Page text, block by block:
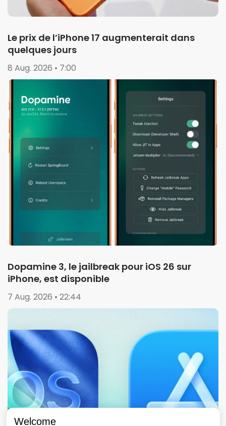
Le prix de l’iPhone 17 augmenterait dans
quelques jours
8 Aug. 2026 • 7:00
Dopamine 3, le jailbreak pour iOS 26 sur
iPhone, est disponible
7 Aug. 2026 • 22:44
Welcome